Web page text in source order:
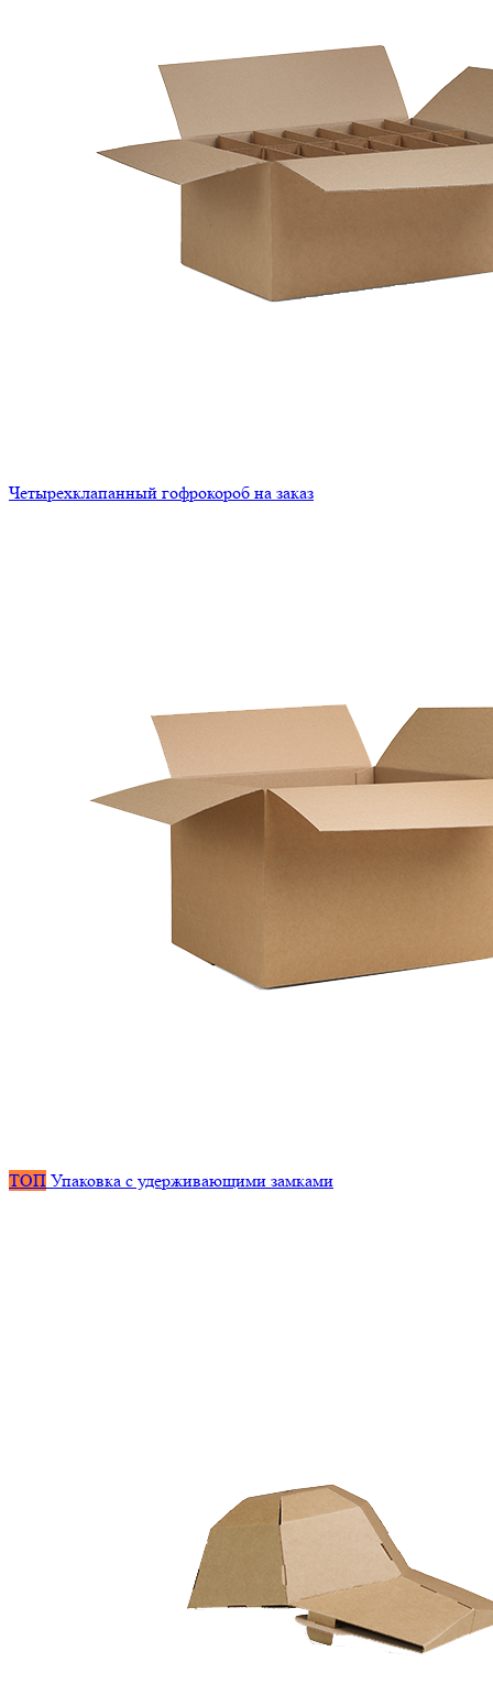
Четырехклапанный гофрокороб на заказ
ТОП Упаковка с удерживающими замками